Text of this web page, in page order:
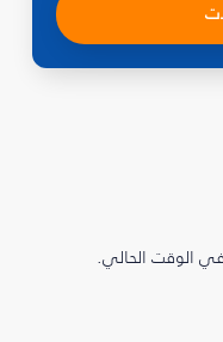
في الوقت الحالي.